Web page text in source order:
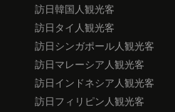
訪日韓国人観光客
訪日タイ人観光客
訪日シンガポール人観光客
訪日マレーシア人観光客
訪日インドネシア人観光客
訪日フィリピン人観光客